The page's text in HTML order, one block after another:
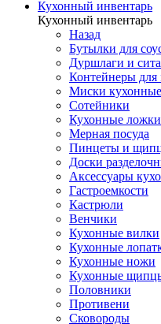
Кухонный инвентарь
Кухонный инвентарь
Назад
Бутылки для
Дуршлаги и сита
Контейнеры для
Миски кухонные
Сотейники
Кухонные ложки
Мерная посуда
Пинцеты и
Доски
Аксессуары
Гастроемкости
Кастрюли
Венчики
Кухонные вилки
Кухонные
Кухонные ножи
Кухонные
Половники
Противени
Сковороды